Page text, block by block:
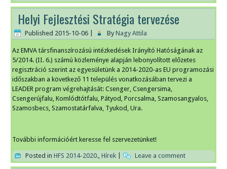
Helyi Fejlesztési Stratégia tervezése
Published 2015-10-06 By Nagy Attila
Az EMVA társfinanszírozású intézkedések Irányító Hatóságának az
5/2014. (II. 6.) számú közleménye alapján lebonyolított előzetes
regisztráció szerint az egyesületünk a 2014-2020-as EU programozási
időszakban a következő 11 település vonatkozásában tervezi a
LEADER program végrehajtását: Csenger, Csengersima,
Csengerújfalu, Komlódtótfalu, Pátyod, Porcsalma, Szamosangyalos,
Szamosbecs, Szamostatárfalva, Tyukod, Ura.
További információért keresse fel szervezetünket!
Posted in HFS 2014-2020. ,Hírek Leave a comment